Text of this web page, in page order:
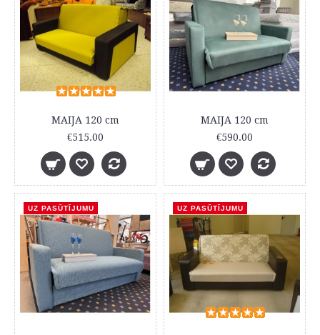
MAIJA 120 cm
€515.00
MAIJA 120 cm
€590.00
UZ PASŪTĪJUMU UZ PASŪTĪJUMU